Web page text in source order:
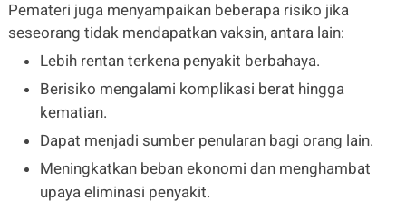
Pemateri juga menyampaikan beberapa risiko jika
seseorang tidak mendapatkan vaksin, antara lain:
Lebih rentan terkena penyakit berbahaya.
Berisiko mengalami komplikasi berat hingga
kematian.
Dapat menjadi sumber penularan bagi orang lain.
Meningkatkan beban ekonomi dan menghambat
upaya eliminasi penyakit.